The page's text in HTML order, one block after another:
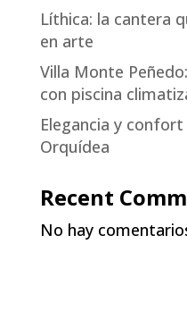
Líthica: la cantera
en arte
Villa Monte
con piscina
Elegancia y confort
Orquídea
Recent
No hay